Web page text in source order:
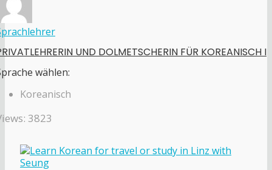
UND DOLMETSCHERIN FÜR KOREANISCH I
wählen:
Koreanisch
3823